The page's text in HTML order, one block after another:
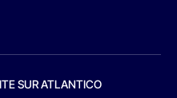
SUR ATLANTICO